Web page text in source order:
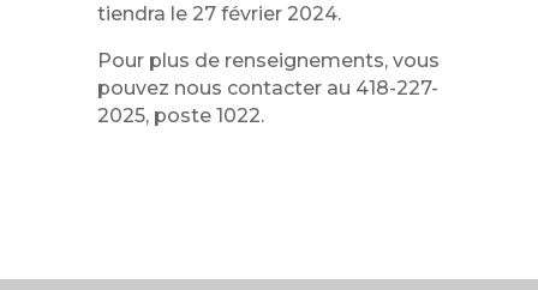
tiendra le 27 février 2024.
Pour plus de renseignements, vous
pouvez nous contacter au 418-227-
2025, poste 1022.